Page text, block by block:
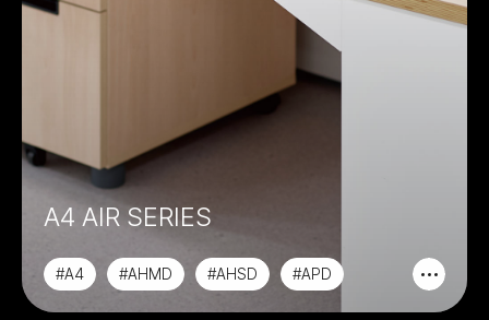
A4 AIR SERIES
#A4 #AHMD #AHSD #APD